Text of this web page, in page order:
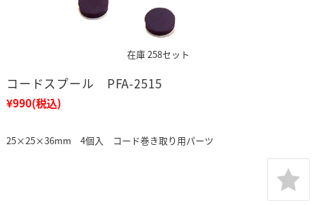
在庫 258セット
コードスプール PFA-2515
¥990(税込)
25×25×36mm 4個入 コード巻き取り用パーツ